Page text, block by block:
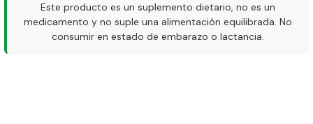
Este producto es un suplemento dietario, no es un
medicamento y no suple una alimentación equilibrada. No
consumir en estado de embarazo o lactancia.